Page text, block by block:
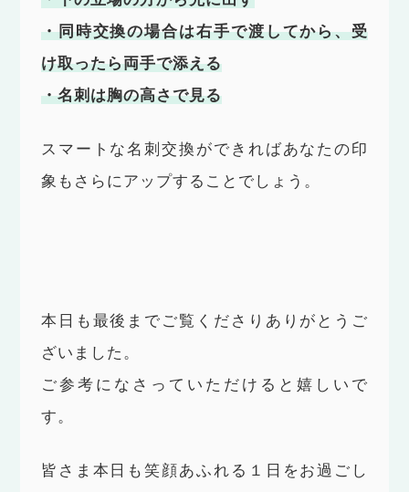
・同時交換の場合は右手で渡してから、受
け取ったら両手で添える
・名刺は胸の高さで見る
スマートな名刺交換ができればあなたの印
象もさらにアップすることでしょう。
本日も最後までご覧くださりありがとうご
ざいました。
ご参考になさっていただけると嬉しいで
す。
皆さま本日も笑顔あふれる１日をお過ごし